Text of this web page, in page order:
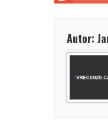
ale
Autor: